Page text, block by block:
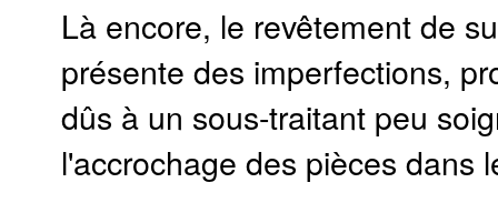
Là encore, le revêtement de
présente des imperfections,
dûs à un sous-traitant peu
l'accrochage des pièces dans